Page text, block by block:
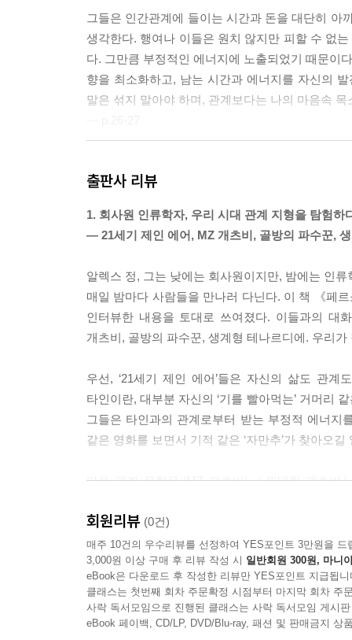
그들은 인간관계에 들이는 시간과 돈을 대단히 아
생각한다. 행여나 이들은 원치 않지만 피할 수 없
다. 그만큼 부정적인 에너지에 노출되었기 때문이
향을 최소화하고, 남는 시간과 에너지를 자신의
말은 섞지 말아야 하며, 관계보다는 나의 마음속 목
한 대기업에서 일하고 있는 33세 한석준은 거대
그는 이태원과 해방촌, 녹사평을 돌아다니며 외국
적인 한국인의 매력과 세련된 국제 감각을 함께 갖
우선 그들은 너무 바쁘다. 당장 한 명이라도 더 만
봐 줄 관중을 찾는다. MZ 개츠비들은 온라인에서
지 않은 인기몰이에 여념이 없다. 그토록 그들이
과 인기는 물과 공기 같다. 삶의 필수재다. 없으면
--- p.63-64
친구들은 공짜 칵테일과 샴페인, 위스키에 환장
이다. 그의 관대한 행보에 친구들은 연일 앙코르를
--- p.86
골방의 파수꾼은 관계를 적극적으로 피한다. 어
록 좋다. 빛이 새어 들어와서 지금이 몇 시인지 알
과 같다. 그들은 관계로부터 자유로워지고 싶다.
출판사 리뷰
1. 회사원 인류학자, 우리 시대 관계 지형을 탐험하
― 21세기 제인 에어, MZ 개츠비, 골방의 파수꾼,
알렉스 정, 그는 낮에는 회사원이지만, 밤에는 인
매일 밤마다 사람들을 만나러 다닌다. 이 책 《페
인터뷰한 내용을 토대로 쓰여졌다. 이들과의 대
개츠비, 골방의 파수꾼, 생계형 테나르디에. 우리
우선, ‘21세기 제인 에어’들은 자신의 삶도 관계
타인이란, 대부분 자신의 ‘기를 빨아먹는’ 거머리
그들은 타인과의 관계로부터 받는 부정적 에너
같은 영화를 보면서 기적 같은 ‘자만추’가 찾아오길
다음 관계 유형은 ‘MZ 개츠비’.《위대한 개츠
소셜 미디어를 자신의 인기를 채집하는 터전으로
전혀 가치를 못 느낀다.
세 번째 유형은 ‘골방의 파수꾼’이다. 그들에게
커튼으로 언제 침입할지 모를 세상을 단단히 차
배운다. 그들에게 술은 조용하고 절대 배신하지
회원리뷰 (0건)
매주 10건의 우수리뷰를 선정하여 YES포인트 3만원을 드
3,000원 이상 구매 후 리뷰 작성 시 일반회원 300원, 마니
eBook은 다운로드 후 작성한 리뷰만 YES포인트 지급됩니
클래스는 첫번째 회차 주문확정 시점부터 마지막 회차 주
사락 독서모임으로 진행된 클래스는 사락 독서모임 게시
eBook 페이백, CD/LP, DVD/Blu-ray, 패션 및 판매금지 상